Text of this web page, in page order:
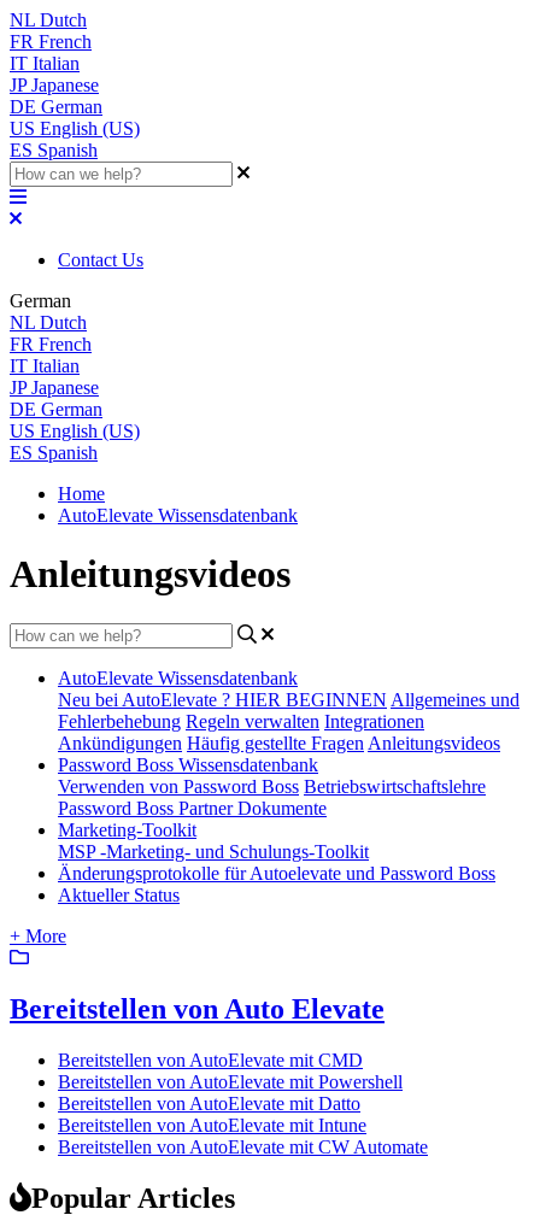
NL Dutch
FR French
IT Italian
JP Japanese
DE German
US English (US)
ES Spanish
Contact Us
German
NL Dutch
FR French
IT Italian
JP Japanese
DE German
US English (US)
ES Spanish
Home
AutoElevate Wissensdatenbank
Anleitungsvideos
AutoElevate Wissensdatenbank
Neu bei AutoElevate ? HIER BEGINNEN Allgemeines und
Fehlerbehebung Regeln verwalten Integrationen
Ankündigungen Häufig gestellte Fragen Anleitungsvideos
Password Boss Wissensdatenbank
Verwenden von Password Boss Betriebswirtschaftslehre
Password Boss Partner Dokumente
Marketing-Toolkit
MSP -Marketing- und Schulungs-Toolkit
Änderungsprotokolle für Autoelevate und Password Boss
Aktueller Status
+ More
Bereitstellen von Auto Elevate
Bereitstellen von AutoElevate mit CMD
Bereitstellen von AutoElevate mit Powershell
Bereitstellen von AutoElevate mit Datto
Bereitstellen von AutoElevate mit Intune
Bereitstellen von AutoElevate mit CW Automate
Popular Articles